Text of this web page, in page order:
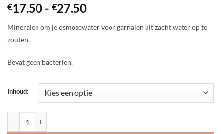
€17.50 - €27.50Prijsklasse:
tot
Mineralen om je osmosewater voor garnalen uit zacht water op te
zouten.
Bevat geen bacteriën.
Inhoud: